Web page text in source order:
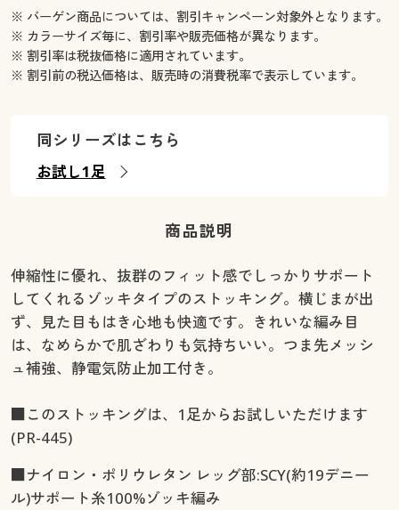
※ バーゲン商品については、割引キャンペーン対象外となります。
※ カラーサイズ毎に、割引率や販売価格が異なります。
※ 割引率は税抜価格に適用されています。
※ 割引前の税込価格は、販売時の消費税率で表示しています。
同シリーズはこちら
お試し1足
商品説明
伸縮性に優れ、抜群のフィット感でしっかりサポート
してくれるゾッキタイプのストッキング。横じまが出
ず、見た目もはき心地も快適です。きれいな編み目
は、なめらかで肌ざわりも気持ちいい。つま先メッシ
ュ補強、静電気防止加工付き。
■このストッキングは、1足からお試しいただけます
(PR-445)
■ナイロン・ポリウレタン レッグ部:SCY(約19デニー
ル)サポート糸100%ゾッキ編み